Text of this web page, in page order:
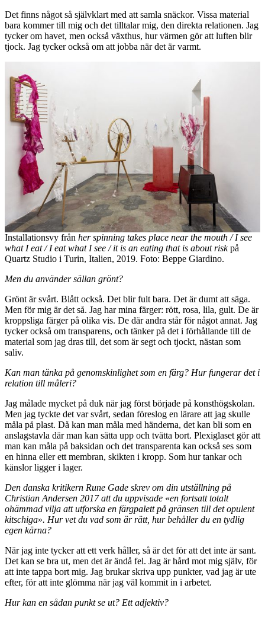
Det finns något så självklart med att samla snäckor. Vissa material
bara kommer till mig och det tilltalar mig, den direkta relationen. Jag
tycker om havet, men också växthus, hur värmen gör att luften blir
tjock. Jag tycker också om att jobba när det är varmt.
Installationsvy från her spinning takes place near the mouth / I see
what I eat / I eat what I see / it is an eating that is about riskpå
Quartz Studio i Turin, Italien, 2019. Foto: Beppe Giardino.
Men du använder sällan grönt?
Grönt är svårt. Blått också. Det blir fult bara. Det är dumt att säga.
Men för mig är det så. Jag har mina färger: rött, rosa, lila, gult. De är
kroppsliga färger på olika vis. De där andra står för något annat. Jag
tycker också om transparens, och tänker på det i förhållande till de
material som jag dras till, det som är segt och tjockt, nästan som
saliv.
Kan man tänka på genomskinlighet som en färg? Hur fungerar det i
relation till måleri?
Jag målade mycket på duk när jag först började på konsthögskolan.
Men jag tyckte det var svårt, sedan föreslog en lärare att jag skulle
måla på plast. Då kan man måla med händerna, det kan bli som en
anslagstavla där man kan sätta upp och tvätta bort. Plexiglaset gör att
man kan måla på baksidan och det transparenta kan också ses som
en hinna eller ett membran, skikten i kropp. Som hur tankar och
känslor ligger i lager.
Den danska kritikern Rune Gade skrev om din utställning på
Christian Andersen 2017 att du uppvisade «en fortsatt totalt
ohämmad vilja att utforska en färgpalett på gränsen till det opulent
kitschiga». Hur vet du vad som är rätt, hur behåller du en tydlig
egen kärna?
När jag inte tycker att ett verk håller, så är det för att det inte är sant.
Det kan se bra ut, men det är ändå fel. Jag är hård mot mig själv, för
att inte tappa bort mig. Jag brukar skriva upp punkter, vad jag är ute
efter, för att inte glömma när jag väl kommit in i arbetet.
Hur kan en sådan punkt se ut? Ett adjektiv?